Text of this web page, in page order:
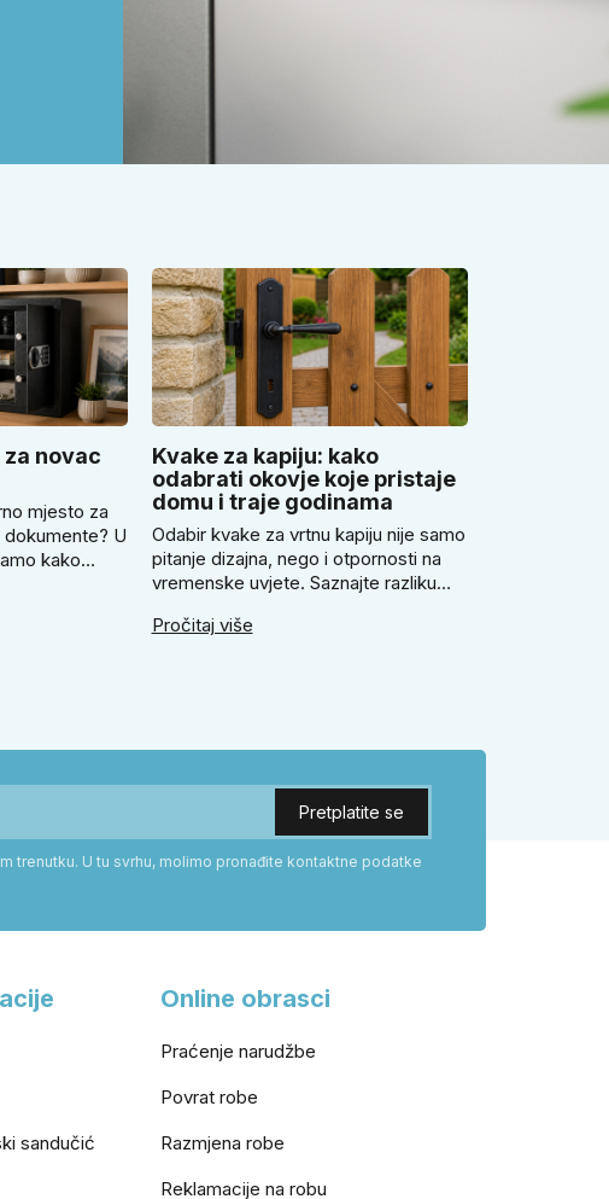
novac
mjesto za
U
kako
ili
i montažu.
Kvake za kapiju: kako
odabrati okovje koje pristaje
domu i traje godinama
Odabir kvake za vrtnu kapiju nije samo
pitanje dizajna, nego i otpornosti na
vremenske uvjete. Saznajte razliku
kovanog stila. Provjerite zašto prije
Pročitaj više
trenutku. U tu svrhu, molimo pronađite kontaktne podatke
sandučić
Online obrasci
Praćenje narudžbe
Povrat robe
Razmjena robe
Reklamacije na robu